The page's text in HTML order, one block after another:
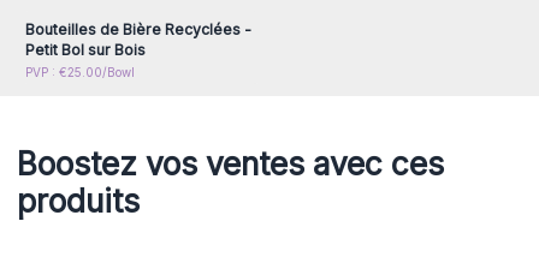
Bouteilles de Bière Recyclées -
Petit Bol sur Bois
PVP : €25.00/Bowl
Boostez vos ventes avec ces
produits